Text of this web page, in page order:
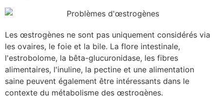
Les œstrogènes ne sont pas uniquement considérés via
les ovaires, le foie et la bile. La flore intestinale,
l'estrobolome, la bêta-glucuronidase, les fibres
alimentaires, l'inuline, la pectine et une alimentation
saine peuvent également être intéressants dans le
contexte du métabolisme des œstrogènes.